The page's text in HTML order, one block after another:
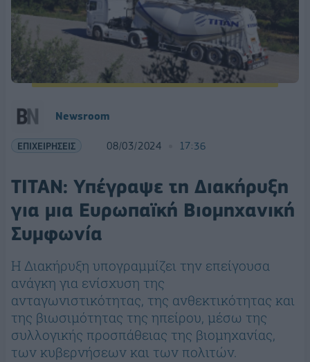
Newsroom
ΕΠΙΧΕΙΡΗΣΕΙΣ 08/03/2024 17:36
ΤΙΤΑΝ: Υπέγραψε τη Διακήρυξη
για μια Ευρωπαϊκή Βιομηχανική
Συμφωνία
Η Διακήρυξη υπογραμμίζει την επείγουσα
ανάγκη για ενίσχυση της
ανταγωνιστικότητας, της ανθεκτικότητας και
της βιωσιμότητας της ηπείρου, μέσω της
συλλογικής προσπάθειας της βιομηχανίας,
των κυβερνήσεων και των πολιτών.